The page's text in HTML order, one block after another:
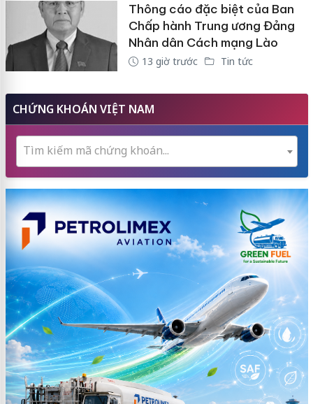
Thông cáo đặc biệt của Ban
Chấp hành Trung ương Đảng
Nhân dân Cách mạng Lào
13 giờ trước Tin tức
CHỨNG KHOÁN VIỆT NAM
Tìm kiếm mã chứng khoán...